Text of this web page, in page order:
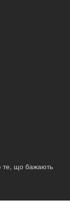
те, що бажають